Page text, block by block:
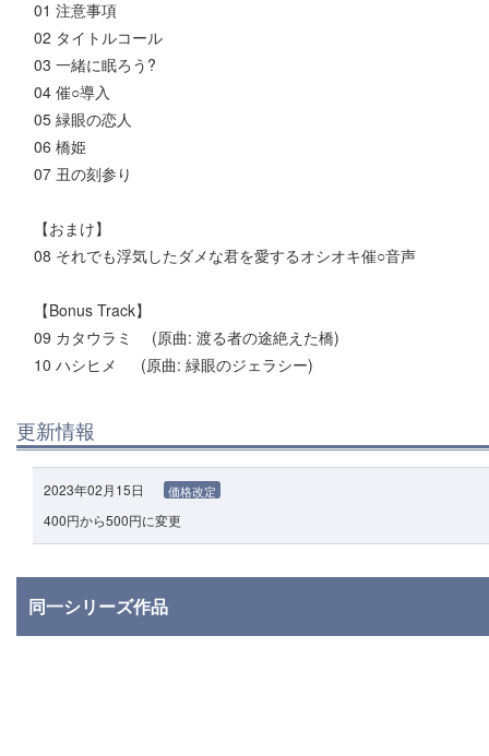
01 注意事項
02 タイトルコール
03 一緒に眠ろう?
04 催○導入
05 緑眼の恋人
06 橋姫
07 丑の刻参り
【おまけ】
08 それでも浮気したダメな君を愛するオシオキ催○音声
【Bonus Track】
09 カタウラミ (原曲: 渡る者の途絶えた橋)
10 ハシヒメ (原曲: 緑眼のジェラシー)
更新情報
2023年02月15日 価格改定
400円から500円に変更
同一シリーズ作品